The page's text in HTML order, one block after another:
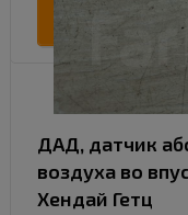
ДАД, датчик
воздуха во
Хендай Гетц